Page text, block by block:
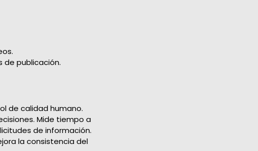
de publicación.
de calidad humano.
Mide tiempo a
de información.
la consistencia del